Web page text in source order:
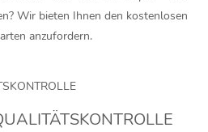
Wir bieten Ihnen den kostenlosen
anzufordern.